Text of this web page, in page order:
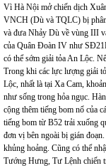
Vì Hà Nội mở chiến dịch
VNCH (Dù và TQLC) bị
và đưa Nhảy Dù về vùng III
của Quân Đoàn IV như
có thể sớm giải tỏa An Lộc.
Trong khi các lực lượng giải
Lộc, nhất là tại Xa Cam,
như sống trong hỏa ngục.
cộng thêm tiếng bom nổ của
tiếng bom từ B52 trải xuống
đơn vị bên ngoài bị gián
khủng hoảng. Cũng có thể
Tướng Hưng, Tư Lệnh chiến